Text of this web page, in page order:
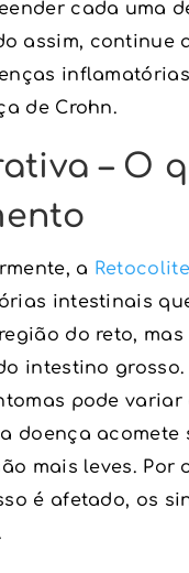
cada uma
assim, continue
de Crohn.
– O
a
intestinais
do reto, mas
intestino grosso.
pode variar
doença acomete
mais leves. Por
é afetado, os